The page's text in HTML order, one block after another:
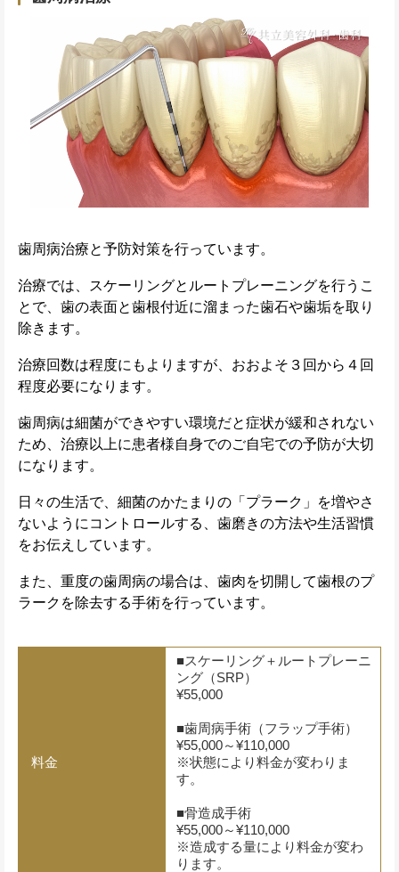
歯周病治療と予防対策を行っています。
治療では、スケーリングとルートプレーニングを行うこ
とで、歯の表面と歯根付近に溜まった歯石や歯垢を取り
除きます。
治療回数は程度にもよりますが、おおよそ３回から４回
程度必要になります。
歯周病は細菌ができやすい環境だと症状が緩和されない
ため、治療以上に患者様自身でのご自宅での予防が大切
になります。
日々の生活で、細菌のかたまりの「プラーク」を増やさ
ないようにコントロールする、歯磨きの方法や生活習慣
をお伝えしています。
また、重度の歯周病の場合は、歯肉を切開して歯根のプ
ラークを除去する手術を行っています。
料金
■スケーリング＋ルートプレーニ
ング（SRP）
¥55,000
■歯周病手術（フラップ手術）
¥55,000～¥110,000
※状態により料金が変わりま
す。
■骨造成手術
¥55,000～¥110,000
※造成する量により料金が変わ
ります。